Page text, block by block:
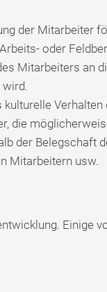
der Mitarbeiter
oder
Mitarbeiters an
die
der Belegschaft
Mitarbeitern usw.
Einige